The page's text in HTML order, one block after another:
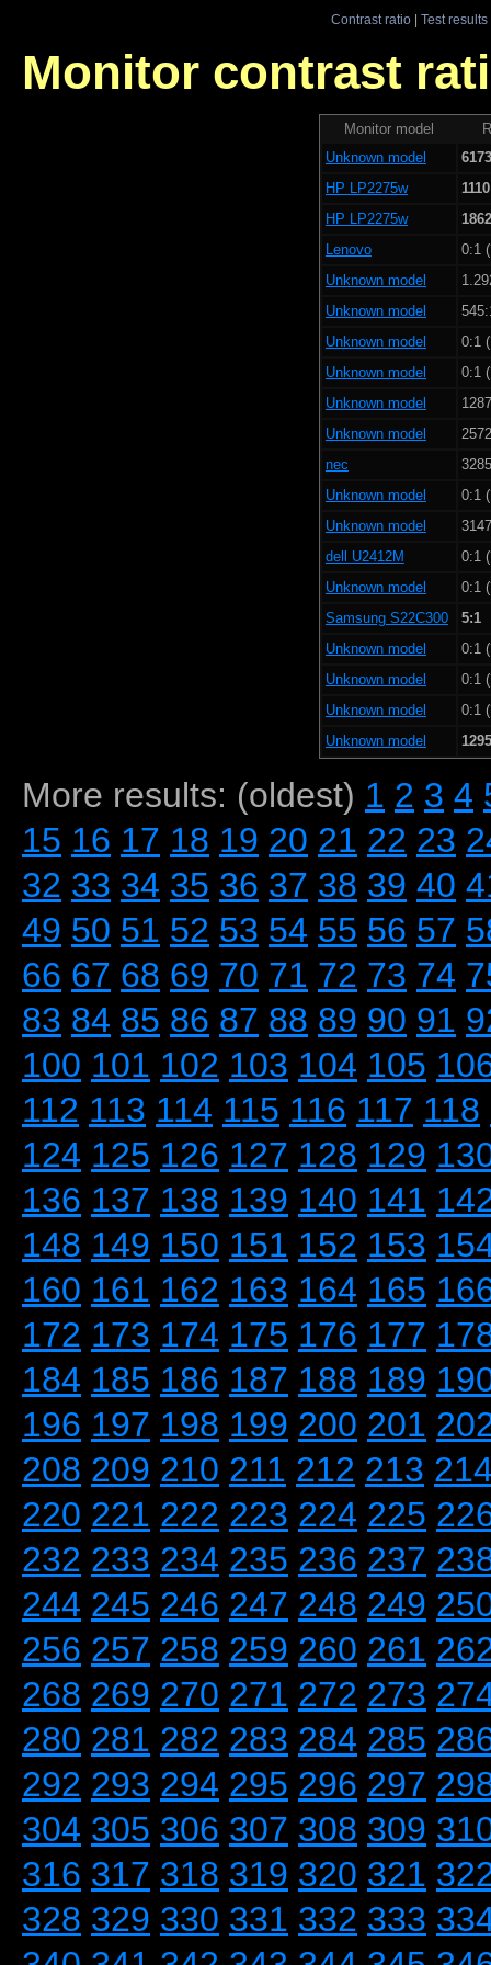
Contrast ratio| Test results
Monitor contrast
Monitor model
Unknown model
HP LP2275w
HP LP2275w
Lenovo
0:1
Unknown model
Unknown model
Unknown model
0:1
Unknown model
0:1
Unknown model
Unknown model
nec
Unknown model
0:1
Unknown model
dell U2412M
0:1
Unknown model
0:1
Samsung S22C300
5:1
Unknown model
0:1
Unknown model
0:1
Unknown model
0:1
Unknown model
More results: (oldest) 1 2 3 4
15 16 17 18 19 20 21 22 23
32 33 34 35 36 37 38 39 40
49 50 51 52 53 54 55 56 57
66 67 68 69 70 71 72 73 74
83 84 85 86 87 88 89 90 91
100 101 102 103 104 105
112 113 114 115 116 117 118
124 125 126 127 128 129
136 137 138 139 140 141
148 149 150 151 152 153
160 161 162 163 164 165
172 173 174 175 176 177
184 185 186 187 188 189
196 197 198 199 200 201
208 209 210 211 212 213
220 221 222 223 224 225
232 233 234 235 236 237
244 245 246 247 248 249
256 257 258 259 260 261
268 269 270 271 272 273
280 281 282 283 284 285
292 293 294 295 296 297
304 305 306 307 308 309
316 317 318 319 320 321
328 329 330 331 332 333